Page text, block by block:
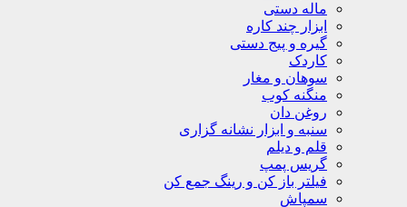
ماله دستی
ابزار چند کاره
گیره و پیج دستی
کاردک
سوهان و مغار
منگنه کوب
روغن دان
سنبه و ابزار نشانه گزاری
قلم و دیلم
گریس پمپ
فیلتر باز کن و رینگ جمع کن
سمپاش